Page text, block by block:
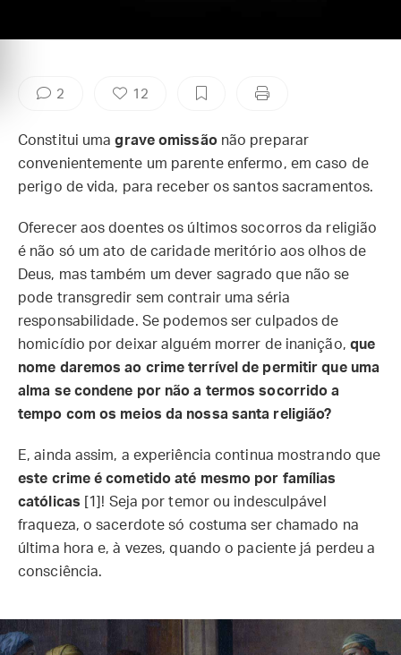
2 12
Constitui umagrave omissãonão preparar
convenientemente um parente enfermo, em caso de
perigo de vida, para receber os santos sacramentos.
Oferecer aos doentes os últimos socorros da religião
é não só um ato de caridade meritório aos olhos de
Deus, mas também um dever sagrado que não se
pode transgredir sem contrair uma séria
responsabilidade. Se podemos ser culpados de
homicídio por deixar alguém morrer de inanição, que
nome daremos ao crime terrível de permitir que uma
alma se condene por não a termos socorrido a
tempo com os meios da nossa santa religião?
E, ainda assim, a experiência continua mostrando que
este crime é cometido até mesmo por famílias
católicas [1]! Seja por temor ou indesculpável
fraqueza, o sacerdote só costuma ser chamado na
última hora e, à vezes, quando o paciente já perdeu a
consciência.